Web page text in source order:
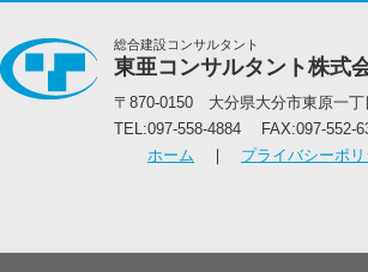
総合建設コンサルタント
東亜コンサルタント株式
〒870-0150 大分県大分市東原一丁
TEL:097-558-4884 FAX:097-552-
ホーム ｜ プライバシーポ